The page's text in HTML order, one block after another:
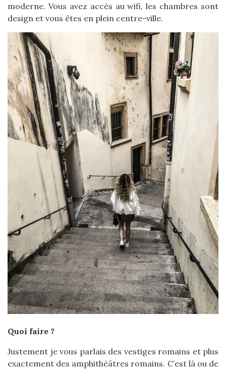
moderne. Vous avez accès au wifi, les chambres sont
design et vous êtes en plein centre-ville.
Quoi faire ?
Justement je vous parlais des vestiges romains et plus
exactement des amphithéâtres romains. C’est là ou de